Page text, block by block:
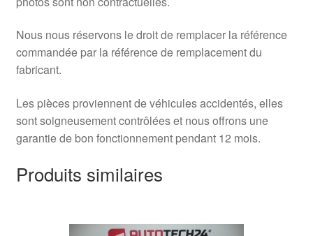
Nous nous réservons le droit de remplacer la référence
commandée par la référence de remplacement du
fabricant.
Les pièces proviennent de véhicules accidentés, elles
sont soigneusement contrôlées et nous offrons une
garantie de bon fonctionnement pendant 12 mois.
Produits similaires